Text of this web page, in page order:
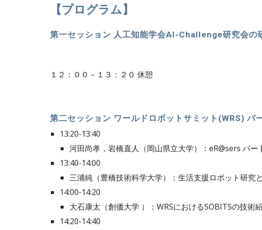
【プログラム】
第一セッション 人工知能学会AI-Challenge研究会の
１２：００－１３：２０ 休憩
第二セッション ワールドロボットサミット(WRS)
13:20-13:40
河田尚孝，岩橋直人（岡山県立大学）：eR@sers パー
13:40-14:00
三浦純（豊橋技術科学大学）：生活支援ロボット研究
14:00-14:20
大石康太（創価大学 ）：WRSにおけるSOBITSの技術
14:20-14:40